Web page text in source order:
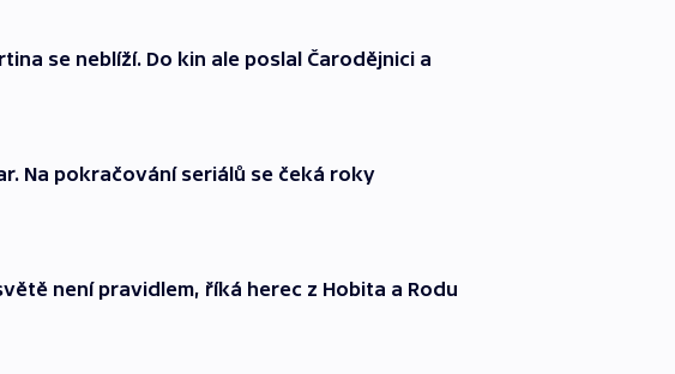
se neblíží. Do kin ale poslal Čarodějnici a
Na pokračování seriálů se čeká roky
není pravidlem, říká herec z Hobita a Rodu